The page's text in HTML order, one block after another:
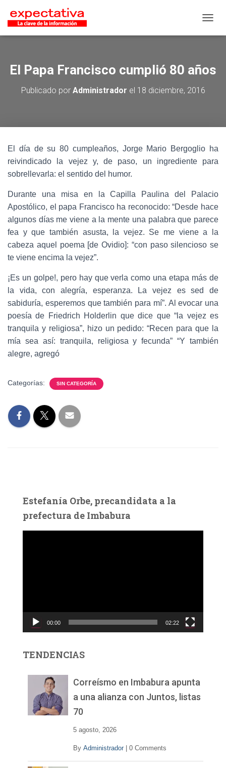
El Papa Francisco cumplió 80 años
Publicado por Administrador el 18 diciembre, 2016
El día de su 80 cumpleaños, Jorge Mario Bergoglio ha
reivindicado la vejez y, de paso, un ingrediente para
sobrellevarla: el sentido del humor.
Durante una misa en la Capilla Paulina del Palacio
Apostólico, el papa Francisco ha reconocido: “Desde hace
algunos días me viene a la mente una palabra que parece
fea y que también asusta, la vejez. Se me viene a la
cabeza aquel poema [de Ovidio]: “con paso silencioso se
te viene encima la vejez”.
¡Es un golpe!, pero hay que verla como una etapa más de
la vida, con alegría, esperanza. La vejez es sed de
sabiduría, esperemos que también para mí”. Al evocar una
poesía de Friedrich Holderlin que dice que “la vejez es
tranquila y religiosa”, hizo un pedido: “Recen para que la
mía sea así: tranquila, religiosa y fecunda” “Y también
alegre, agregó
Categorías: SIN CATEGORÍA
Estefanía Orbe, precandidata a la
prefectura de Imbabura
c
d
00:00 02:22
TENDENCIAS
Correísmo en Imbabura apunta
a una alianza con Juntos, listas
70
5 agosto, 2026
By Administrador 0 Comments